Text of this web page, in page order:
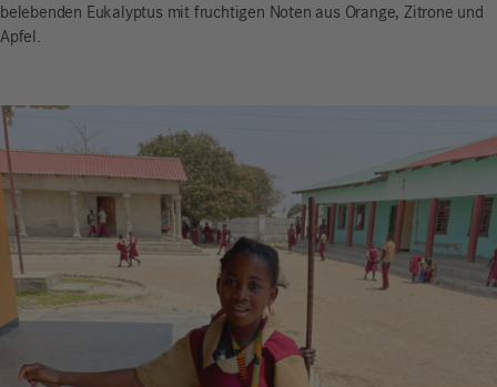
belebenden Eukalyptus mit fruchtigen Noten aus Orange, Zitrone und
Apfel.